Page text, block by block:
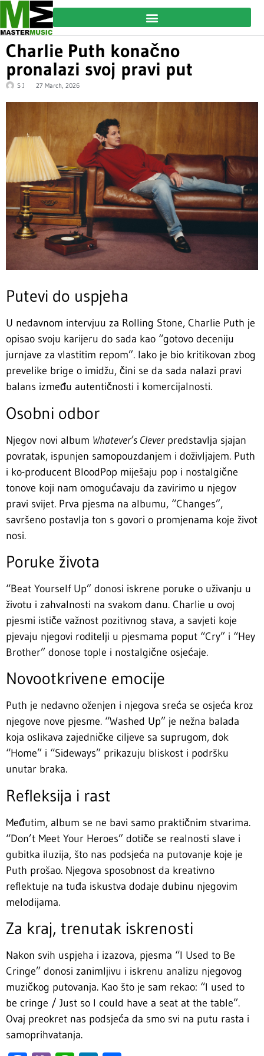
Charlie Puth konačno
pronalazi svoj pravi put
S J 27 March, 2026
Putevi do uspjeha
U nedavnom intervjuu za Rolling Stone, Charlie Puth je
opisao svoju karijeru do sada kao “gotovo deceniju
jurnjave za vlastitim repom”. Iako je bio kritikovan zbog
prevelike brige o imidžu, čini se da sada nalazi pravi
balans između autentičnosti i komercijalnosti.
Osobni odbor
Njegov novi album Whatever’s Cleverpredstavlja sjajan
povratak, ispunjen samopouzdanjem i doživljajem. Puth
i ko-producent BloodPop miješaju pop i nostalgične
tonove koji nam omogućavaju da zavirimo u njegov
pravi svijet. Prva pjesma na albumu, “Changes”,
savršeno postavlja ton s govori o promjenama koje život
nosi.
Poruke života
“Beat Yourself Up” donosi iskrene poruke o uživanju u
životu i zahvalnosti na svakom danu. Charlie u ovoj
pjesmi ističe važnost pozitivnog stava, a savjeti koje
pjevaju njegovi roditelji u pjesmama poput “Cry” i “Hey
Brother” donose tople i nostalgične osjećaje.
Novootkrivene emocije
Puth je nedavno oženjen i njegova sreća se osjeća kroz
njegove nove pjesme. “Washed Up” je nežna balada
koja oslikava zajedničke ciljeve sa suprugom, dok
“Home” i “Sideways” prikazuju bliskost i podršku
unutar braka.
Refleksija i rast
Međutim, album se ne bavi samo praktičnim stvarima.
“Don’t Meet Your Heroes” dotiče se realnosti slave i
gubitka iluzija, što nas podsjeća na putovanje koje je
Puth prošao. Njegova sposobnost da kreativno
reflektuje na tuđa iskustva dodaje dubinu njegovim
melodijama.
Za kraj, trenutak iskrenosti
Nakon svih uspjeha i izazova, pjesma “I Used to Be
Cringe” donosi zanimljivu i iskrenu analizu njegovog
muzičkog putovanja. Kao što je sam rekao: “I used to
be cringe / Just so I could have a seat at the table”.
Ovaj preokret nas podsjeća da smo svi na putu rasta i
samoprihvatanja.